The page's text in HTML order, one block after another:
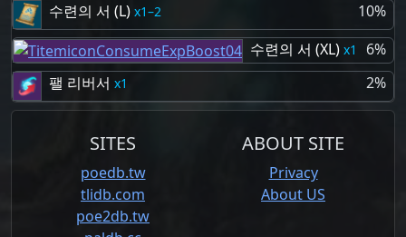
수련의 서 (L)
1–2
10%
수련의 서 (XL)
1
6%
팰 리버서
1 2%
SITES
poedb.tw
tlidb.com
poe2db.tw
ABOUT SITE
Privacy
About US